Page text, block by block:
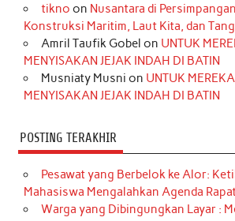
o
k
r
a
m
e
s
t
I
n
r
e
tikno on Nusantara di
Konstruksi Maritim, Laut Kita, dan
Amril Taufik Gobel on UNTUK
MENYISAKAN JEJAK INDAH DI BATIN
Musniaty Musni on UNTUK
MENYISAKAN JEJAK INDAH DI BATIN
POSTING TERAKHIR
Pesawat yang Berbelok ke Alor:
Mahasiswa Mengalahkan Agenda
Warga yang Dibingungkan Layar :